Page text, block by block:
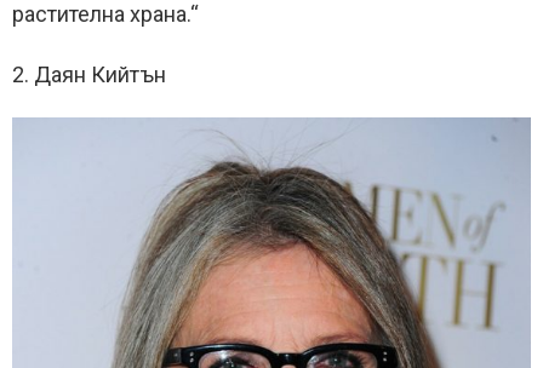
растителна храна.“
2. Даян Кийтън